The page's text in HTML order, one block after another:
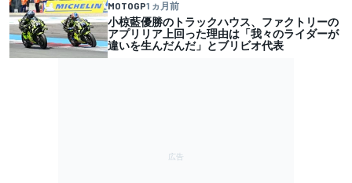
MOTOGP1 ヵ月前
小椋藍優勝のトラックハウス、ファクトリーの
アプリリア上回った理由は「我々のライダーが
違いを生んだんだ」とブリビオ代表